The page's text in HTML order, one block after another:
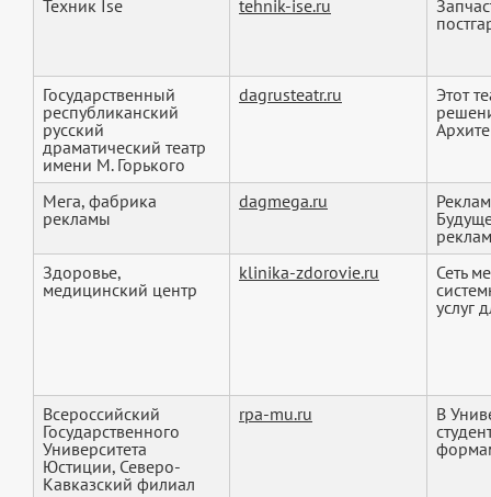
Техник Ise tehnik-ise.ru
Государственный
республиканский
русский
драматический театр
имени М. Горького
dagrusteatr.ru
Этот
Мега, фабрика
рекламы
dagmega.ru
Здоровье,
медицинский центр
klinika-zdorovie.ru
Сеть
услуг
Всероссийский
Государственного
Университета
Юстиции, Северо-
Кавказский филиал
rpa-mu.ru
В